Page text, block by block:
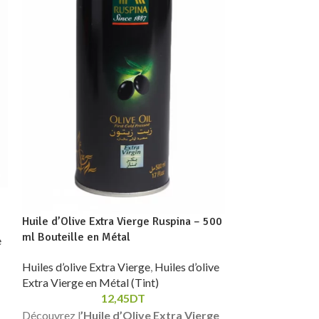
Huile d’Olive Extra Vierge Ruspina – 500
ml Bouteille en Métal
Huiles d’olive Extra Vierge, Huiles d’olive
Extra Vierge en Métal (Tint)
12,45DT
Découvrez l’Huile d’Olive Extra Vierge